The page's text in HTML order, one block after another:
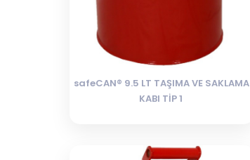
safeCAN® 9.5 LT TAŞIMA VE SAKLAMA
KABI TİP 1